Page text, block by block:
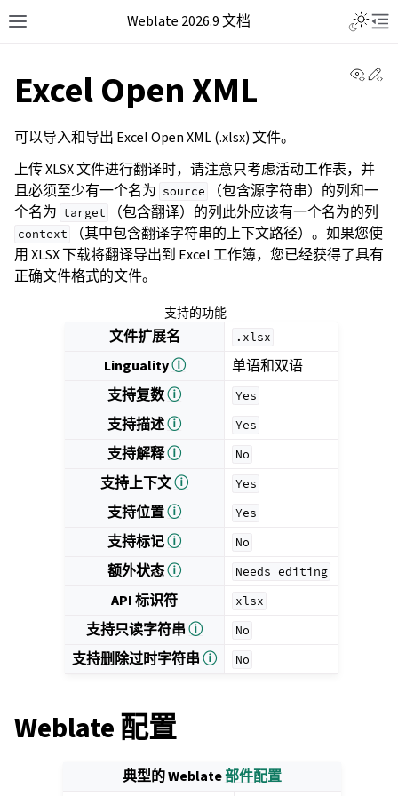
Weblate 2026.9 文档
Excel Open XML
可以导入和导出 Excel Open XML (.xlsx) 文件。
上传 XLSX 文件进行翻译时，请注意只考虑活动工作表，并
且必须至少有一个名为 source
（包含源字符串）的列和一
个名为 target （包含翻译）的列此外应该有一个名为的列
context
（其中包含翻译字符串的上下文路径）。如果您使
用 XLSX 下载将翻译导出到 Excel 工作簿，您已经获得了具有
正确文件格式的文件。
支持的功能
文件扩展名 .xlsx
Lingualityⓘ
单语和双语
支持复数ⓘ Yes
支持描述ⓘ Yes
支持解释ⓘ No
支持上下文ⓘ Yes
支持位置ⓘ Yes
支持标记ⓘ No
额外状态ⓘ Needs editing
API 标识符 xlsx
支持只读字符串ⓘ No
支持删除过时字符串ⓘ No
Weblate 配置
典型的 Weblate部件配置